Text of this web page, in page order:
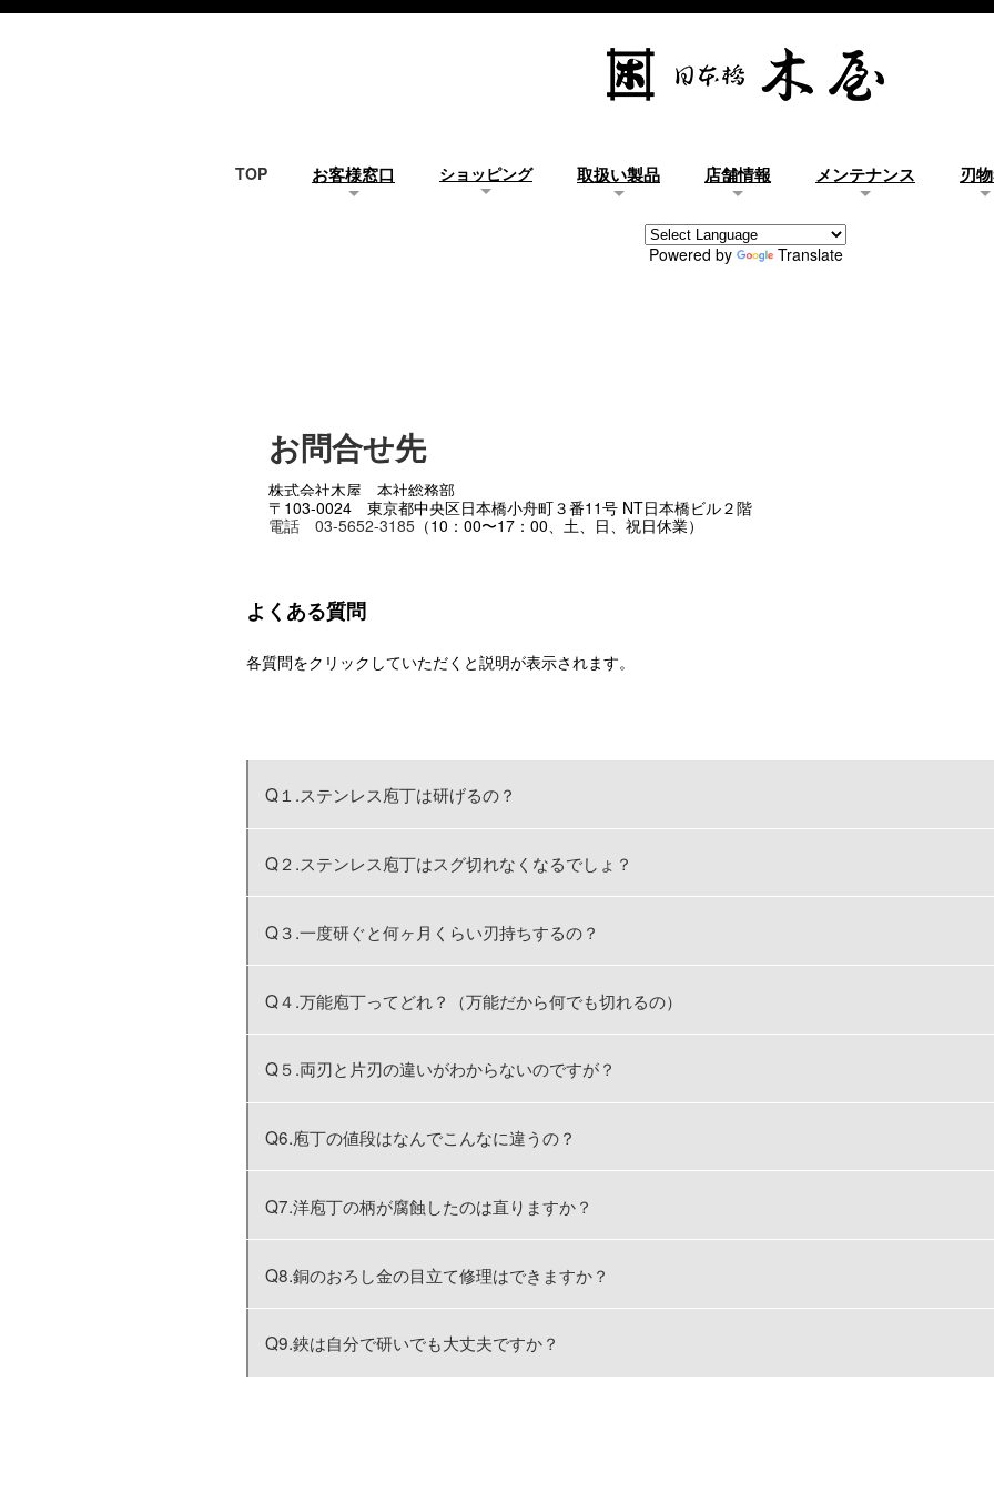
TOP お客様窓口 ショッピング 取扱い製品 店舗情報 メンテナンス 刃
Powered by Translate
お問合せ先
株式会社木屋 本社総務部
〒103-0024 東京都中央区日本橋小舟町３番11号 NT日本橋ビル２階
電話 03-5652-3185 （10：00〜17：00、土、日、祝日休業）
よくある質問
各質問をクリックしていただくと説明が表示されます。
Q１.ステンレス庖丁は研げるの？
Q２.ステンレス庖丁はスグ切れなくなるでしょ？
Q３.一度研ぐと何ヶ月くらい刃持ちするの？
Q４.万能庖丁ってどれ？（万能だから何でも切れるの）
Q５.両刃と片刃の違いがわからないのですが？
Q6.庖丁の値段はなんでこんなに違うの？
Q7.洋庖丁の柄が腐蝕したのは直りますか？
Q8.銅のおろし金の目立て修理はできますか？
Q9.鋏は自分で研いでも大丈夫ですか？